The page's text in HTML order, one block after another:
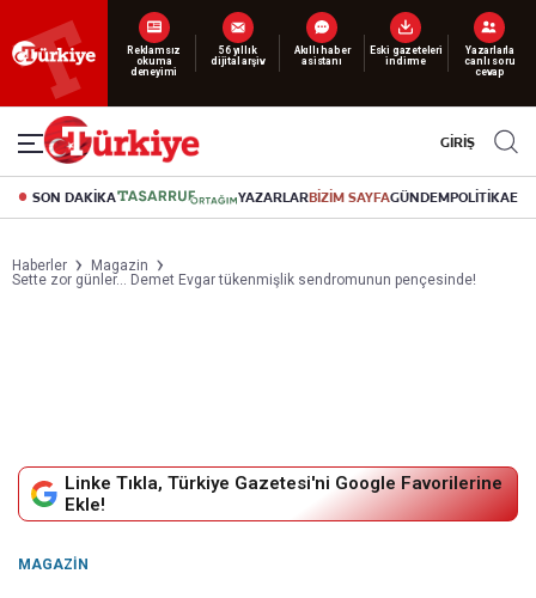
Yeni nesil dijital
abonelik 19 TL’den başlayan fiyatlarla.
GİRİŞ
SON DAKİKA YAZARLARBİZİM SAYFAGÜNDEMPOLİTİKA
Haberler
Magazin
Sette zor günler… Demet Evgar tükenmişlik sendromunun pençesinde!
Linke Tıkla, Türkiye Gazetesi'ni Google Favorilerine
Ekle!
MAGAZIN